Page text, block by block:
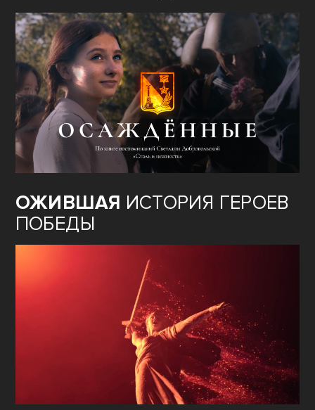
ОЖИВШАЯ ИСТОРИЯ ГЕРОЕВ
ПОБЕДЫ